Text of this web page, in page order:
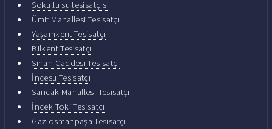
Sokullu su tesisatçısı
Ümit Mahallesi Tesisatçı
Yaşamkent Tesisatçı
Bilkent Tesisatçı
Sinan Caddesi Tesisatçı
İncesu Tesisatçı
Sancak Mahallesi Tesisatçı
İncek Toki Tesisatçı
Gaziosmanpaşa Tesisatçı